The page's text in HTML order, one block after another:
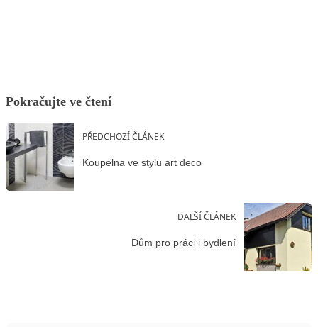
Pokračujte ve čtení
PŘEDCHOZÍ ČLÁNEK
Koupelna ve stylu art deco
DALŠÍ ČLÁNEK
Dům pro práci i bydlení